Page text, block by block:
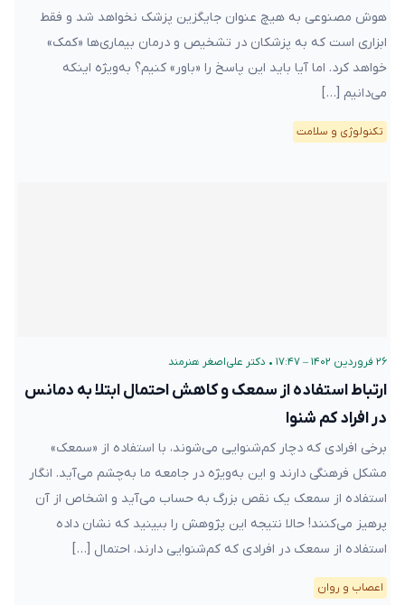
هوش مصنوعی به هیچ عنوان جایگزین پزشک نخواهد شد و فقط
ابزاری است که به پزشکان در تشخیص و درمان بیماری‌ها «کمک»
خواهد کرد. اما آیا باید این پاسخ را «باور» کنیم؟ به‌ویژه اینکه
می‌دانیم […]
تکنولوژی و سلامت
۲۶ فروردین ۱۴۰۲ – ۱۷:۴۷ • دکتر علی‌اصغر هنرمند
ارتباط استفاده از سمعک و کاهش احتمال ابتلا به دمانس
در افراد کم شنوا
برخی افرادی که دچار کم‌شنوایی می‌شوند، با استفاده از «سمعک»
مشکل فرهنگی دارند و این به‌ویژه در جامعه ما به‌چشم می‌آید. انگار
استفاده از سمعک یک نقص بزرگ به حساب می‌آید و اشخاص از آن
پرهیز می‌کنند! حالا نتیجه این پژوهش را ببینید که نشان داده
استفاده از سمعک در افرادی که کم‌شنوایی دارند، احتمال […]
اعصاب و روان